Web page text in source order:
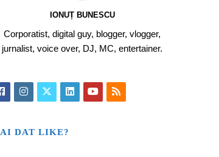
IONUȚ BUNESCU
Corporatist, digital guy, blogger, vlogger,
jurnalist, voice over, DJ, MC, entertainer.
AI DAT LIKE?